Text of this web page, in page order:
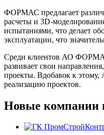
ФОРМАС предлагает
расчеты и 3D-
испытаниями, что делает
эксплуатации, что
Среди клиентов АО ФОРМАС
развивает свои
проекты. Вдобавок к
реализацию проектов.
Новые компании